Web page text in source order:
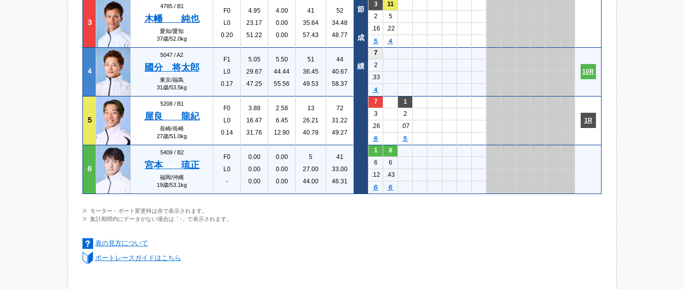
３
4785 / B1
木幡 純也
愛知/愛知
37歳/52.0kg
F0
L0
0.20
4.95
23.17
51.22
4.00
0.00
0.00
41
35.64
57.43
52
34.48
48.77
3
11
2
5
.16
.22
５
４
４
5047 /A2
國分 将太郎
東京/福島
31歳/53.5kg
F1
L0
0.17
5.05
29.67
47.25
5.50
44.44
55.56
51
36.45
49.53
44
40.67
58.37
7
10R
2
.33
４
５
5208 / B1
屋良 龍紀
長崎/長崎
27歳/51.0kg
F0
L0
0.14
3.88
16.47
31.76
2.58
6.45
12.90
13
26.21
40.78
72
31.22
49.27
7 1
1R
3
2
.26
.07
６
５
６
5409 / B2
宮本 琉正
福岡/沖縄
19歳/53.1kg
F0
L0
-
0.00
0.00
0.00
0.00
0.00
0.00
5
27.00
44.00
41
33.00
46.31
1
8
6
6
.12
.43
６
６
節
成
績
モーター・ボート変更時は赤で表示されます。
集計期間内にデータがない場合は「-」で表示されます。
表の見方について
ボートレースガイドはこちら